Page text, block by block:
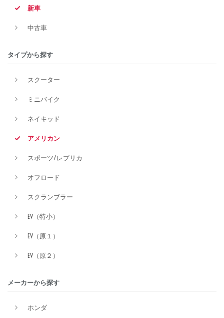
新車
中古車
タイプから探す
スクーター
ミニバイク
ネイキッド
アメリカン
スポーツ/レプリカ
オフロード
スクランブラー
EV（特小）
EV（原１）
EV（原２）
メーカーから探す
ホンダ
メーカー
価格